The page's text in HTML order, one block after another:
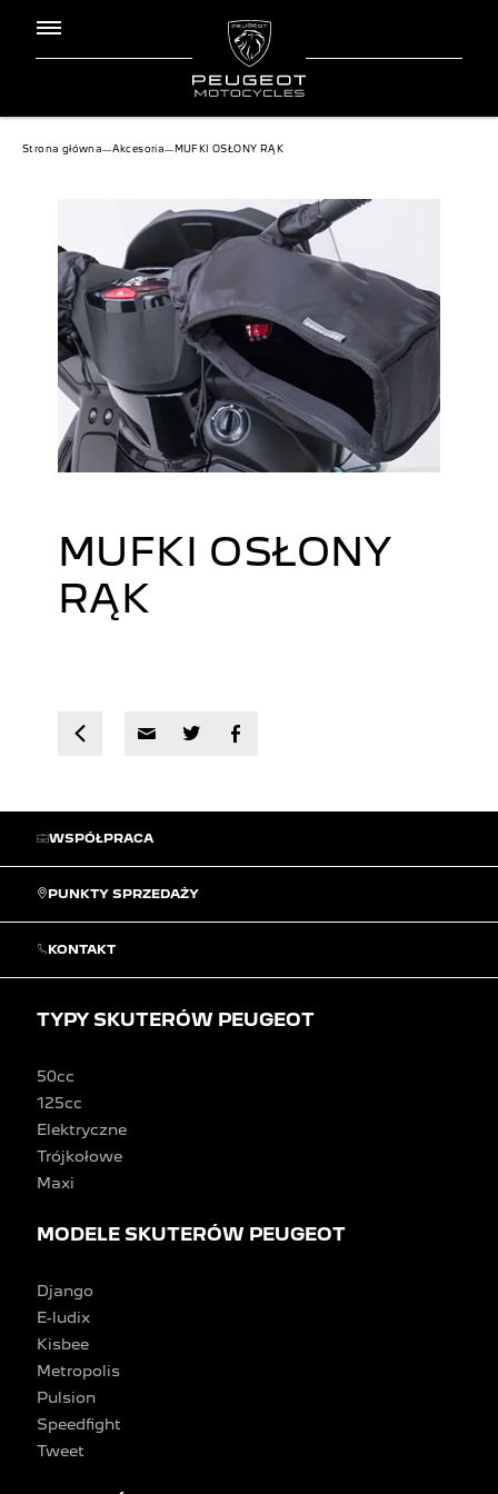
Jesteś tutaj:
Strona główna―Akcesoria― MUFKI OSŁONY RĄK
MUFKI OSŁONY
RĄK
WSPÓŁPRACA
PUNKTY SPRZEDAŻY
KONTAKT
TYPY SKUTERÓW PEUGEOT
50cc
125cc
Elektryczne
Trójkołowe
Maxi
MODELE SKUTERÓW PEUGEOT
Django
E-ludix
Kisbee
Metropolis
Pulsion
Speedfight
Tweet